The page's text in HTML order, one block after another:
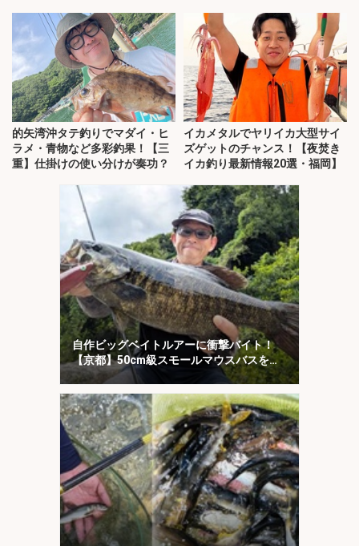
的矢湾沖タテ釣りでマダイ・ヒ
ラメ・青物など多彩釣果！【三
重】仕掛けの使い分けが奏功？
イカメタルでヤリイカ大型サイ
ズゲットのチャンス！【夜焚き
イカ釣り最新情報20選・福岡】
自作ビッグベイトルアーに衝撃バイト！
【京都】50cm級スモールマウスバスをキ
ャッチ